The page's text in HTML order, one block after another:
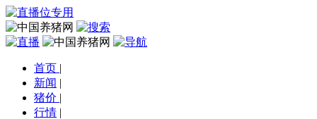
首页 |
新闻 |
猪价 |
行情 |